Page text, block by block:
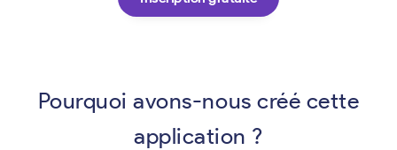
Pourquoi avons-nous créé cette
application ?